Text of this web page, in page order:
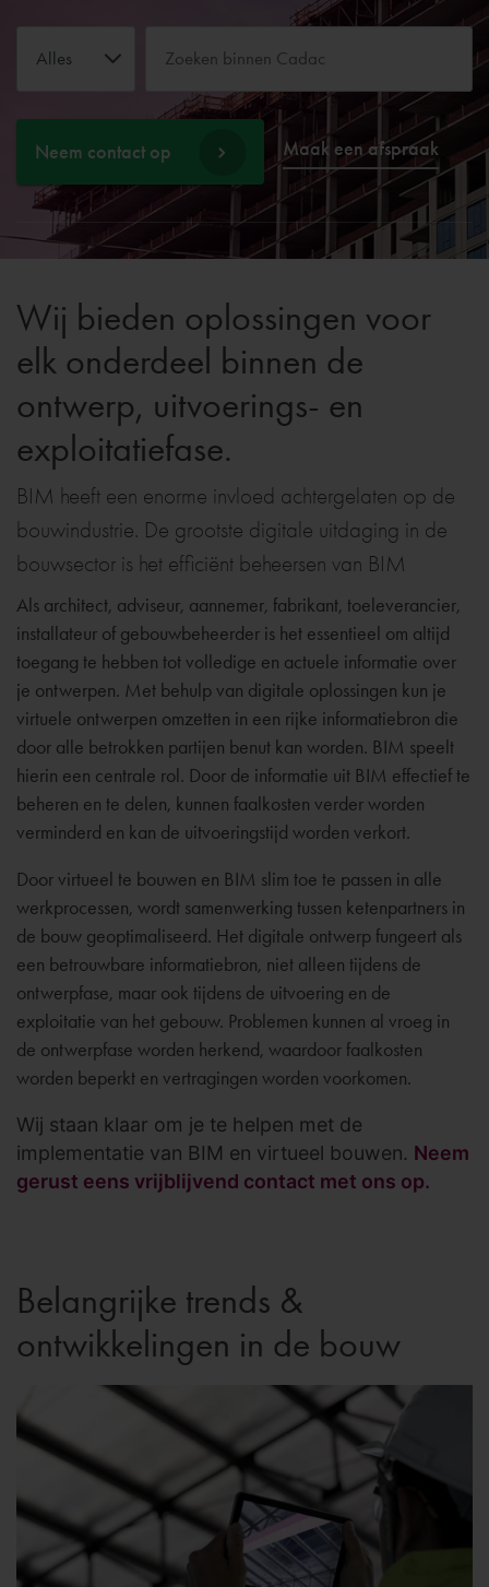
Alles
Neem contact op Maak een afspraak
Wij bieden oplossingen voor
elk onderdeel binnen de
ontwerp, uitvoerings- en
exploitatiefase.
BIM heeft een enorme invloed achtergelaten op de
bouwindustrie. De grootste digitale uitdaging in de
bouwsector is het efficiënt beheersen van BIM
Als architect, adviseur, aannemer, fabrikant, toeleverancier,
installateur of gebouwbeheerder is het essentieel om altijd
toegang te hebben tot volledige en actuele informatie over
je ontwerpen. Met behulp van digitale oplossingen kun je
virtuele ontwerpen omzetten in een rijke informatiebron die
door alle betrokken partijen benut kan worden. BIM speelt
hierin een centrale rol. Door de informatie uit BIM effectief te
beheren en te delen, kunnen faalkosten verder worden
verminderd en kan de uitvoeringstijd worden verkort.
Door virtueel te bouwen en BIM slim toe te passen in alle
werkprocessen, wordt samenwerking tussen ketenpartners in
de bouw geoptimaliseerd. Het digitale ontwerp fungeert als
een betrouwbare informatiebron, niet alleen tijdens de
ontwerpfase, maar ook tijdens de uitvoering en de
exploitatie van het gebouw. Problemen kunnen al vroeg in
de ontwerpfase worden herkend, waardoor faalkosten
worden beperkt en vertragingen worden voorkomen.
Wij staan klaar om je te helpen met de
implementatie van BIM en virtueel bouwen. Neem
gerust eens vrijblijvend contact met ons op.
Belangrijke trends &
ontwikkelingen in de bouw